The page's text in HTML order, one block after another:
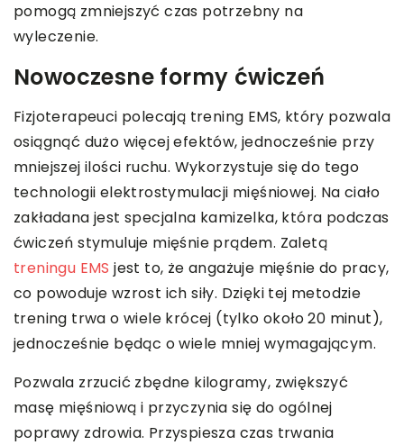
pomogą zmniejszyć czas potrzebny na
wyleczenie.
Nowoczesne formy ćwiczeń
Fizjoterapeuci polecają trening EMS, który pozwala
osiągnąć dużo więcej efektów, jednocześnie przy
mniejszej ilości ruchu. Wykorzystuje się do tego
technologii elektrostymulacji mięśniowej. Na ciało
zakładana jest specjalna kamizelka, która podczas
ćwiczeń stymuluje mięśnie prądem. Zaletą
treningu EMS jest to, że angażuje mięśnie do pracy,
co powoduje wzrost ich siły. Dzięki tej metodzie
trening trwa o wiele krócej (tylko około 20 minut),
jednocześnie będąc o wiele mniej wymagającym.
Pozwala zrzucić zbędne kilogramy, zwiększyć
masę mięśniową i przyczynia się do ogólnej
poprawy zdrowia. Przyspiesza czas trwania